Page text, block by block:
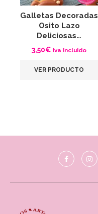
Galletas Decoradas
Osito Lazo
Deliciosas…
3,50€ Iva Incluido
VER PRODUCTO